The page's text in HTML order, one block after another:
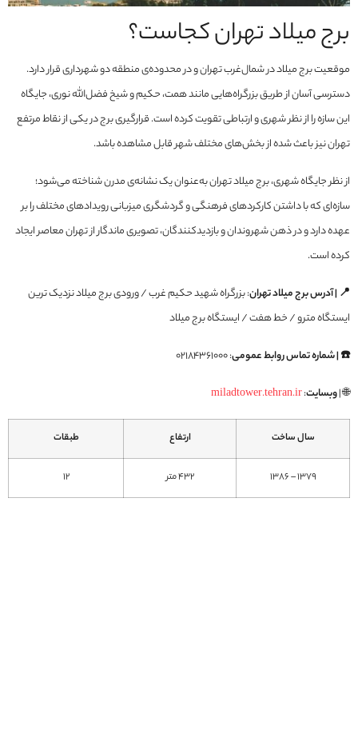
برج میلاد تهران کجاست؟
موقعیت برج میلاد در شمال‌غرب تهران و در محدوده‌ی منطقه دو شهرداری قرار دارد.
دسترسی آسان از طریق بزرگراه‌هایی مانند همت، حکیم و شیخ فضل‌الله نوری، جایگاه
این سازه را از نظر شهری و ارتباطی تقویت کرده است. قرارگیری برج در یکی از نقاط مرتفع
تهران نیز باعث شده از بخش‌های مختلف شهر قابل مشاهده باشد.
از نظر جایگاه شهری، برج میلاد تهران به‌عنوان یک نشانه‌ی مدرن شناخته می‌شود؛
سازه‌ای که با داشتن کارکردهای فرهنگی و گردشگری میزبانی رویدادهای مختلف را بر
عهده دارد و در ذهن شهروندان و بازدیدکنندگان، تصویری ماندگار از تهران معاصر ایجاد
کرده است.
📍 | آدرس برج میلاد تهران: بزرگراه شهید حکیم غرب / ورودی برج میلاد نزدیک ترین
ایستگاه مترو / خط هفت / ایستگاه برج میلاد
☎️ | شماره تماس روابط عمومی: 02184361000
🌐 |وبسایت:
miladtower.tehran.ir
سال ساخت ارتفاع طبقات
1379 – 1386 432 متر 12